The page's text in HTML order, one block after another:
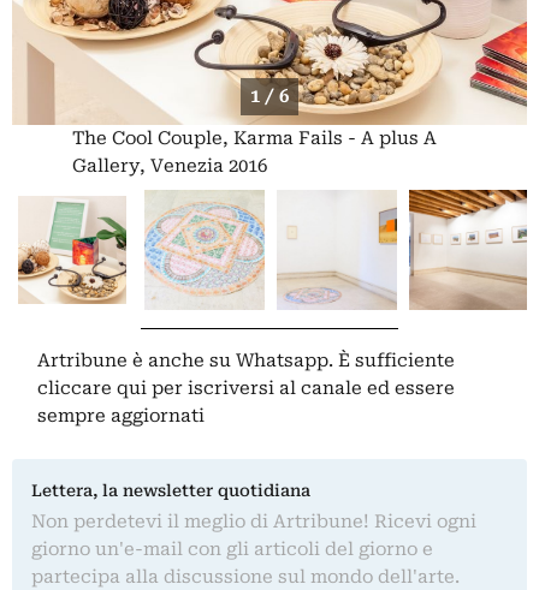
1 / 6
The Cool Couple, Karma Fails - A plus A
Gallery, Venezia 2016
Artribune è anche su Whatsapp. È sufficiente
cliccare qui per iscriversi al canale ed essere
sempre aggiornati
Lettera, la newsletter quotidiana
Non perdetevi il meglio di Artribune! Ricevi ogni
giorno un'e-mail con gli articoli del giorno e
partecipa alla discussione sul mondo dell'arte.